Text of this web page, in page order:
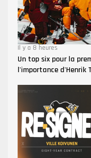
Il y a 8 heures
Un top six pour la
l'importance d'Henrik